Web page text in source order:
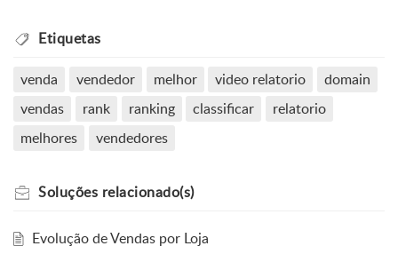
Etiquetas
venda vendedor melhor video relatorio
domain
vendas
rank ranking classificar
relatorio
melhores
vendedores
Soluções relacionado(s)
Evolução de Vendas por Loja